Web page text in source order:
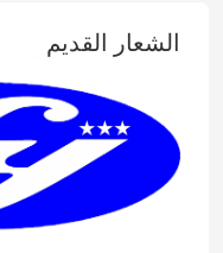
الشعار القديم